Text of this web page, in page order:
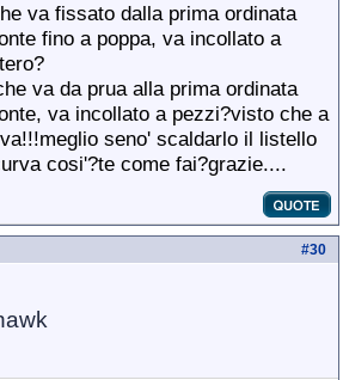
va fissato dalla prima ordinata
fino a poppa, va incollato a
va da prua alla prima ordinata
va incollato a pezzi?visto che a
seno' scaldarlo il listello
cosi'?te come fai?grazie....
#30